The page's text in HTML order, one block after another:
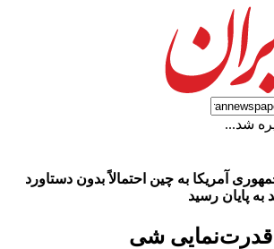
شد...
آمریکا به چین احتمالاً بدون دستاورد
پایان رسید
قدرت‌نمایی شی